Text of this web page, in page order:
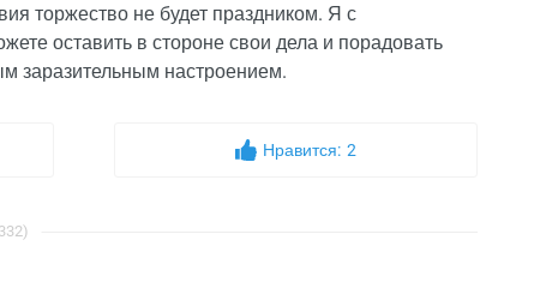
торжество не будет праздником. Я с
оставить в стороне свои дела и порадовать
заразительным настроением.
Нравится: 2